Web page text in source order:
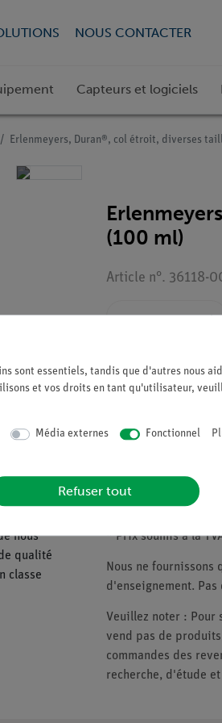
NOUS CONTACTER
Capteurs et logiciels
Erlenmeyers, Duran®, col étroit, diverses
(100 ml)
Article n°. 36118-
nous
qualité
classe
Veuillez noter
* Prix soumis à la
Nous ne
d'enseignement.
Veuillez noter : Pour
vend pas de
commandes des
recherche, d'étude
sont essentiels, tandis que d'autres nous
et vos droits en tant qu'utilisateur,
Média externes Fonctionnel
Refuser tout